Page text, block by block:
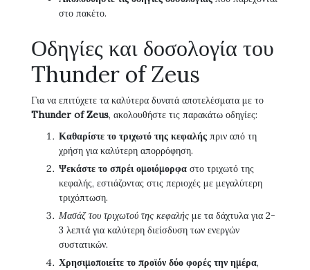
στο πακέτο.
Οδηγίες και δοσολογία του
Thunder of Zeus
Για να επιτύχετε τα καλύτερα δυνατά αποτελέσματα με το
Thunder of Zeus, ακολουθήστε τις παρακάτω οδηγίες:
Καθαρίστε το τριχωτό της κεφαλής πριν από τη
χρήση για καλύτερη απορρόφηση.
Ψεκάστε το σπρέι ομοιόμορφα στο τριχωτό της
κεφαλής, εστιάζοντας στις περιοχές με μεγαλύτερη
τριχόπτωση.
Μασάζ του τριχωτού της κεφαλής με τα δάχτυλα για 2-
3 λεπτά για καλύτερη διείσδυση των ενεργών
συστατικών.
Χρησιμοποιείτε το προϊόν δύο φορές την ημέρα,